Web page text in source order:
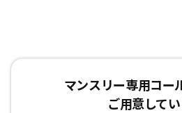
マンスリー専用コー
ご用意して